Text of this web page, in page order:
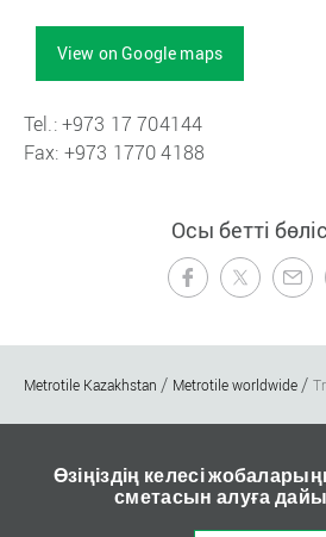
View on Google maps
Tel.: +973 17 704144
Fax: +973 1770 4188
Осы бетті
Metrotile Kazakhstan Metrotile worldwide
Өзіңіздің келесі
сметасын алуға